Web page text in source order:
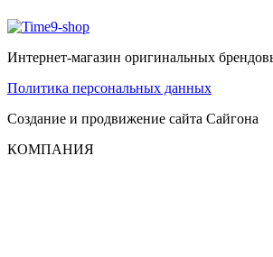
Интернет-магазин оригинальных
Политика персональных данных
Создание и продвижение сайта Сайгона
КОМПАНИЯ